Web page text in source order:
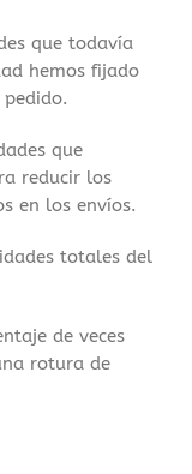
que todavía
hemos fijado
que
reducir los
en los envíos.
totales del
de veces
rotura de